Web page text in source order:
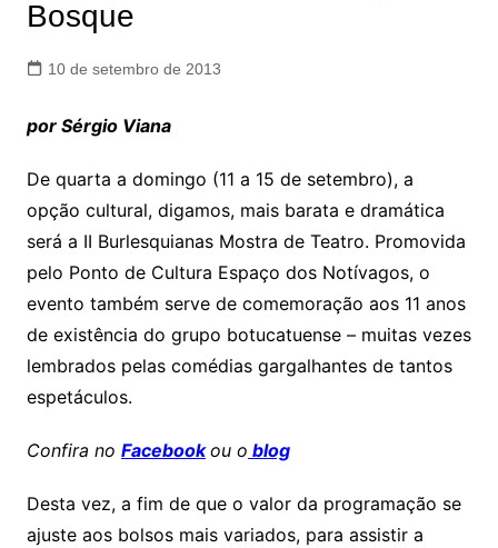
Bosque
10 de setembro de 2013
por Sérgio Viana
De quarta a domingo (11 a 15 de setembro), a
opção cultural, digamos, mais barata e dramática
será a II Burlesquianas Mostra de Teatro. Promovida
pelo Ponto de Cultura Espaço dos Notívagos, o
evento também serve de comemoração aos 11 anos
de existência do grupo botucatuense – muitas vezes
lembrados pelas comédias gargalhantes de tantos
espetáculos.
Confira no Facebook ou o blog
Desta vez, a fim de que o valor da programação se
ajuste aos bolsos mais variados, para assistir a